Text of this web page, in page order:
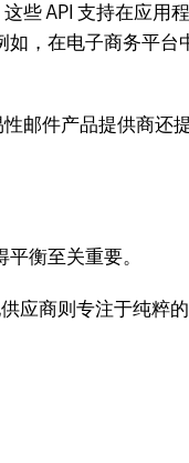
些 API 支持在应用
，在电子商务平台
邮件产品提供商还
衡至关重要。
应商则专注于纯粹